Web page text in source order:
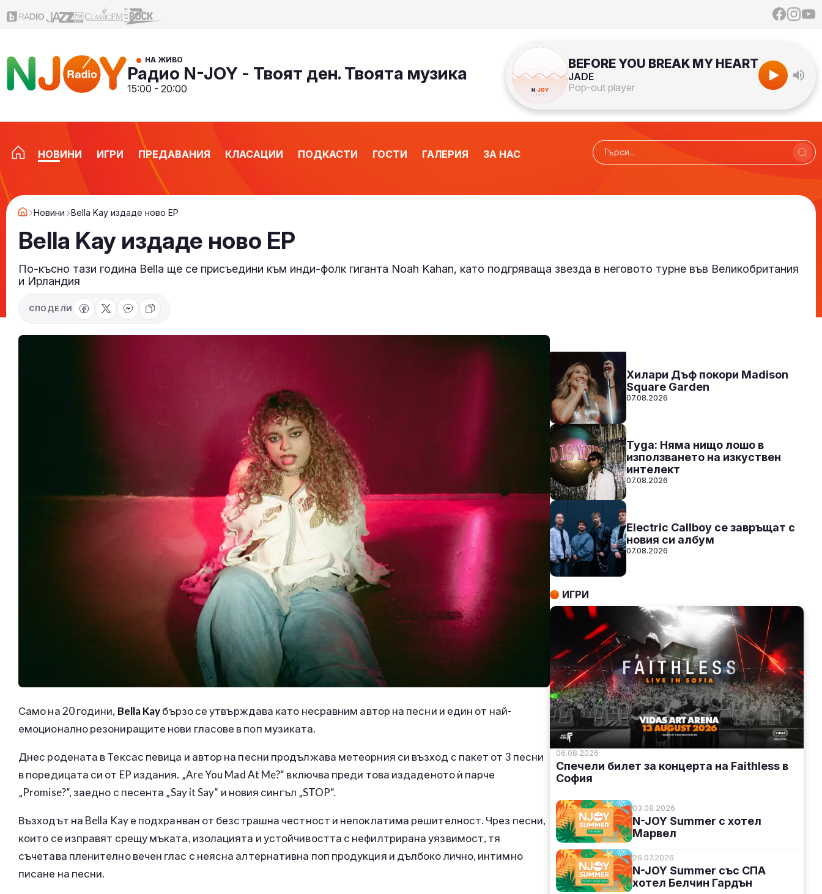
НА ЖИВО
Радио N-JOY - Твоят ден. Твоята музика
15:00 - 20:00
BEFORE YOU BREAK MY HEART
JADE
Pop-out player
НОВИНИ ИГРИ ПРЕДАВАНИЯ КЛАСАЦИИ ПОДКАСТИ ГОСТИ ГАЛЕРИЯ ЗА НАС
Новини Bella Kay издаде ново EP
Bella Kay издаде ново EP
По-късно тази година Bella ще се присъедини към инди-фолк гиганта Noah Kahan, като подгряваща звезда в неговото турне във Великобритания
и Ирландия
СПОДЕЛИ
Само на 20 години, Bella Kayбързо се утвърждава като несравним автор на песни и един от най-
емоционално резониращите нови гласове в поп музиката.
Днес родената в Тексас певица и автор на песни продължава метеорния си възход с пакет от 3 песни
в поредицата си от EP издания. „Are You Mad At Me?“ включва преди това издаденото ѝ парче
„Promise?“, заедно с песента „Say it Say“ и новия сингъл „STOP“.
Възходът на Bella Kay е подхранван от безстрашна честност и непоклатима решителност. Чрез песни,
които се изправят срещу мъката, изолацията и устойчивостта с нефилтрирана уязвимост, тя
съчетава пленително вечен глас с неясна алтернативна поп продукция и дълбоко лично, интимно
писане на песни.
СЛУШАЙ
Хилари Дъф покори Madison
Square Garden
07.08.2026
Tyga: Няма нищо лошо в
използването на изкуствен
интелект
07.08.2026
Electric Callboy се завръщат с
новия си албум
07.08.2026
ИГРИ
06.08.2026
Спечели билет за концерта на Faithless в
София
03.08.2026
N-JOY Summer с хотел
Марвел
26.07.2026
N-JOY Summer със СПА
хотел Белчин Гардън